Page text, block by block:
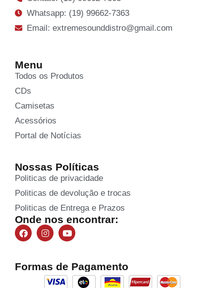
Whatsapp: (19) 99662-7363
Email: extremesounddistro@gmail.com
Menu
Todos os Produtos
CDs
Camisetas
Acessórios
Portal de Notícias
Nossas Políticas
Politicas de privacidade
Politicas de devolução e trocas
Politicas de Entrega e Prazos
Onde nos encontrar:
Formas de Pagamento